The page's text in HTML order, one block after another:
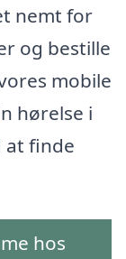
nemt for
og bestille
mobile
hørelse i
at finde
hos